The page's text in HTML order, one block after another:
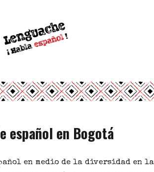
¡Habla español!
español en Bogotá
en medio de la diversidad en